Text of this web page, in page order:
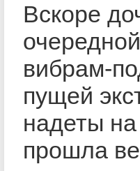
Вскоре
вибрам-
пущей
надеты
прошла